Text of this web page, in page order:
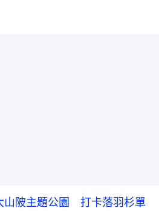
山陂主題公園 打卡落羽杉單